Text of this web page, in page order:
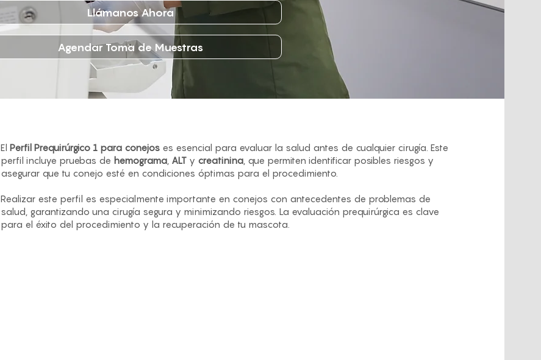
Llámanos Ahora
Agendar Toma de Muestras
El Perfil Prequirúrgico 1 para conejoses esencial para evaluar la salud antes de cualquier cirugía. Este
perfil incluye pruebas de hemograma, ALTy creatinina, que permiten identificar posibles riesgos y
asegurar que tu conejo esté en condiciones óptimas para el procedimiento.
Realizar este perfil es especialmente importante en conejos con antecedentes de problemas de
salud, garantizando una cirugía segura y minimizando riesgos. La evaluación prequirúrgica es clave
para el éxito del procedimiento y la recuperación de tu mascota.